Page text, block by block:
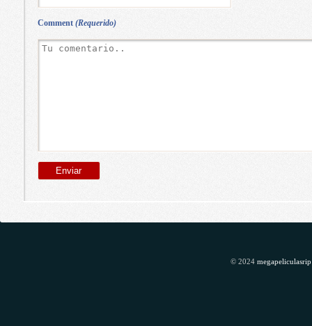
Comment (Requerido)
© 2024 megapeliculasrip